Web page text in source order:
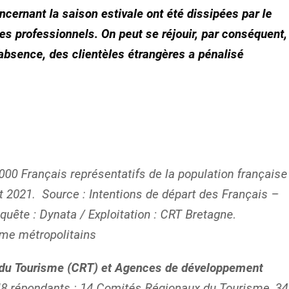
la saison estivale ont été dissipées par le
professionnels. On peut se réjouir, par conséquent,
des clientèles étrangères a pénalisé
Français représentatifs de la population française
2021. Source : Intentions de départ des Français –
: Dynata / Exploitation : CRT Bretagne.
métropolitains
Tourisme (CRT) et Agences de développement